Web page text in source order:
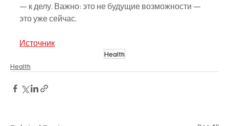
— к делу. Важно: это не будущие возможности —
это уже сейчас.
Источник
Health
Health